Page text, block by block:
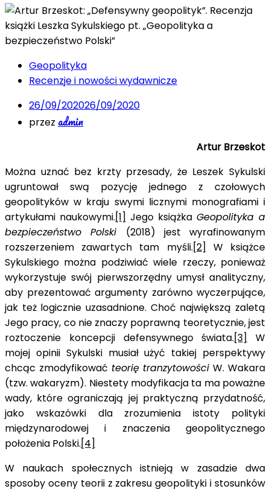
Geopolityka
Recenzje i nowości wydawnicze
26/09/202026/09/2020
przez admin
Artur Brzeskot
Można uznać bez krzty przesady, że Leszek Sykulski
ugruntował swą pozycję jednego z czołowych
geopolityków w kraju swymi licznymi monografiami i
artykułami naukowymi.[1] Jego książka Geopolityka a
bezpieczeństwo Polski (2018) jest wyrafinowanym
rozszerzeniem zawartych tam myśli.[2]
W książce
Sykulskiego można podziwiać wiele rzeczy, ponieważ
wykorzystuje swój pierwszorzędny umysł analityczny,
aby prezentować argumenty zarówno wyczerpujące,
jak też logicznie uzasadnione. Choć największą zaletą
Jego pracy, co nie znaczy poprawną teoretycznie, jest
roztoczenie koncepcji defensywnego świata.[3]
W
mojej opinii Sykulski musiał użyć takiej perspektywy
chcąc zmodyfikować teorię tranzytowości W. Wakara
(tzw. wakaryzm). Niestety modyfikacja ta ma poważne
wady, które ograniczają jej praktyczną przydatność,
jako wskazówki dla zrozumienia istoty polityki
międzynarodowej i znaczenia geopolitycznego
położenia Polski.[4]
W naukach społecznych istnieją w zasadzie dwa
sposoby oceny teorii z zakresu geopolityki i stosunków